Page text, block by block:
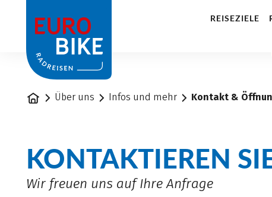
REISEZIELE
StartseiteÜber uns Infos und mehr Kontakt &
KONTAKTIEREN
Wir freuen uns auf Ihre Anfrage